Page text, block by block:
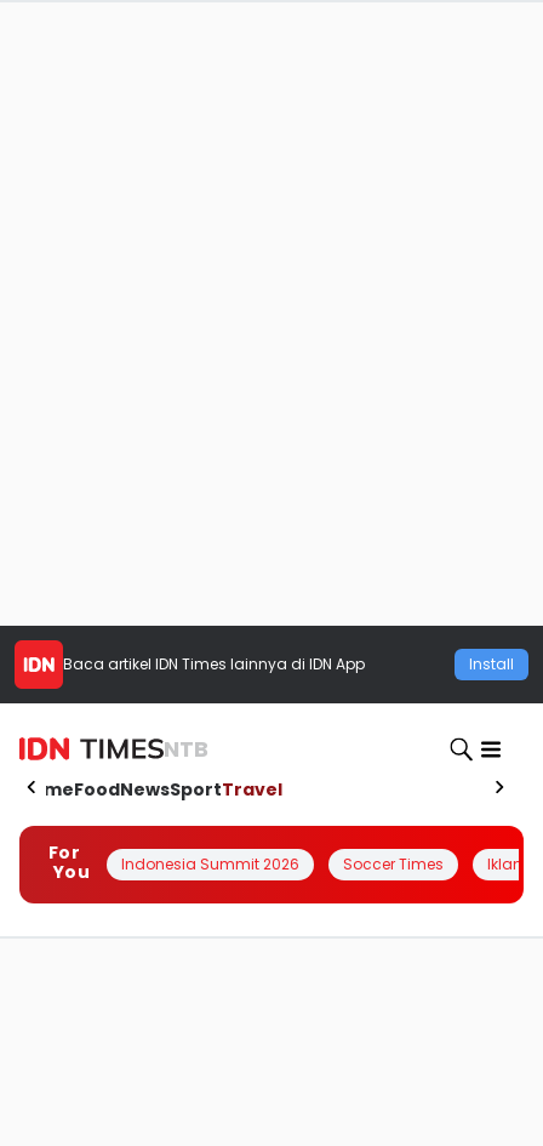
Baca artikel IDN Times lainnya di IDN App Install
NTB
HomeFoodNewsSportTravel
For
You
Indonesia Summit 2026 Soccer Times Iklanin